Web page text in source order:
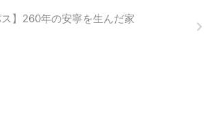
ス】260年の安寧を生んだ家